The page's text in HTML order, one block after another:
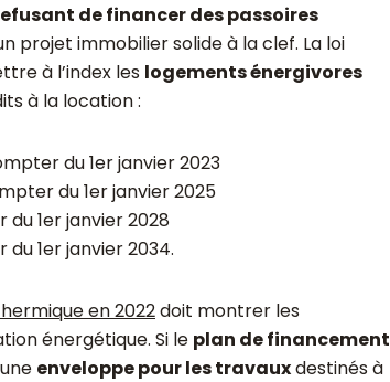
de financer des passoires
projet immobilier solide à la clef. La loi
à l’index les logements énergivores
à la location :
du 1erjanvier 2023
du 1erjanvier 2025
1erjanvier 2028
1erjanvier 2034.
en 2022doit montrer les
énergétique. Si le plan de financement
enveloppe pour les travauxdestinés à